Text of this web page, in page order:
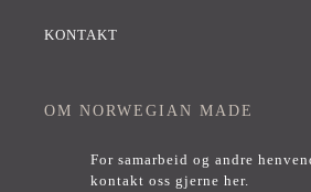
KONTAKT
OM NORWEGIAN MADE
For samarbeid og andre
kontakt oss gjerne her.